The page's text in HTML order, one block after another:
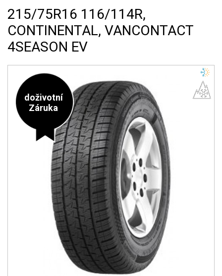
215/75R16 116/114R,
CONTINENTAL, VANCONTACT
4SEASON EV
doživotní
Záruka